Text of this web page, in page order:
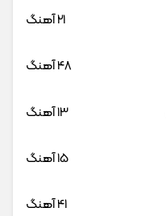
21 آهنگ
48 آهنگ
13 آهنگ
15 آهنگ
41 آهنگ